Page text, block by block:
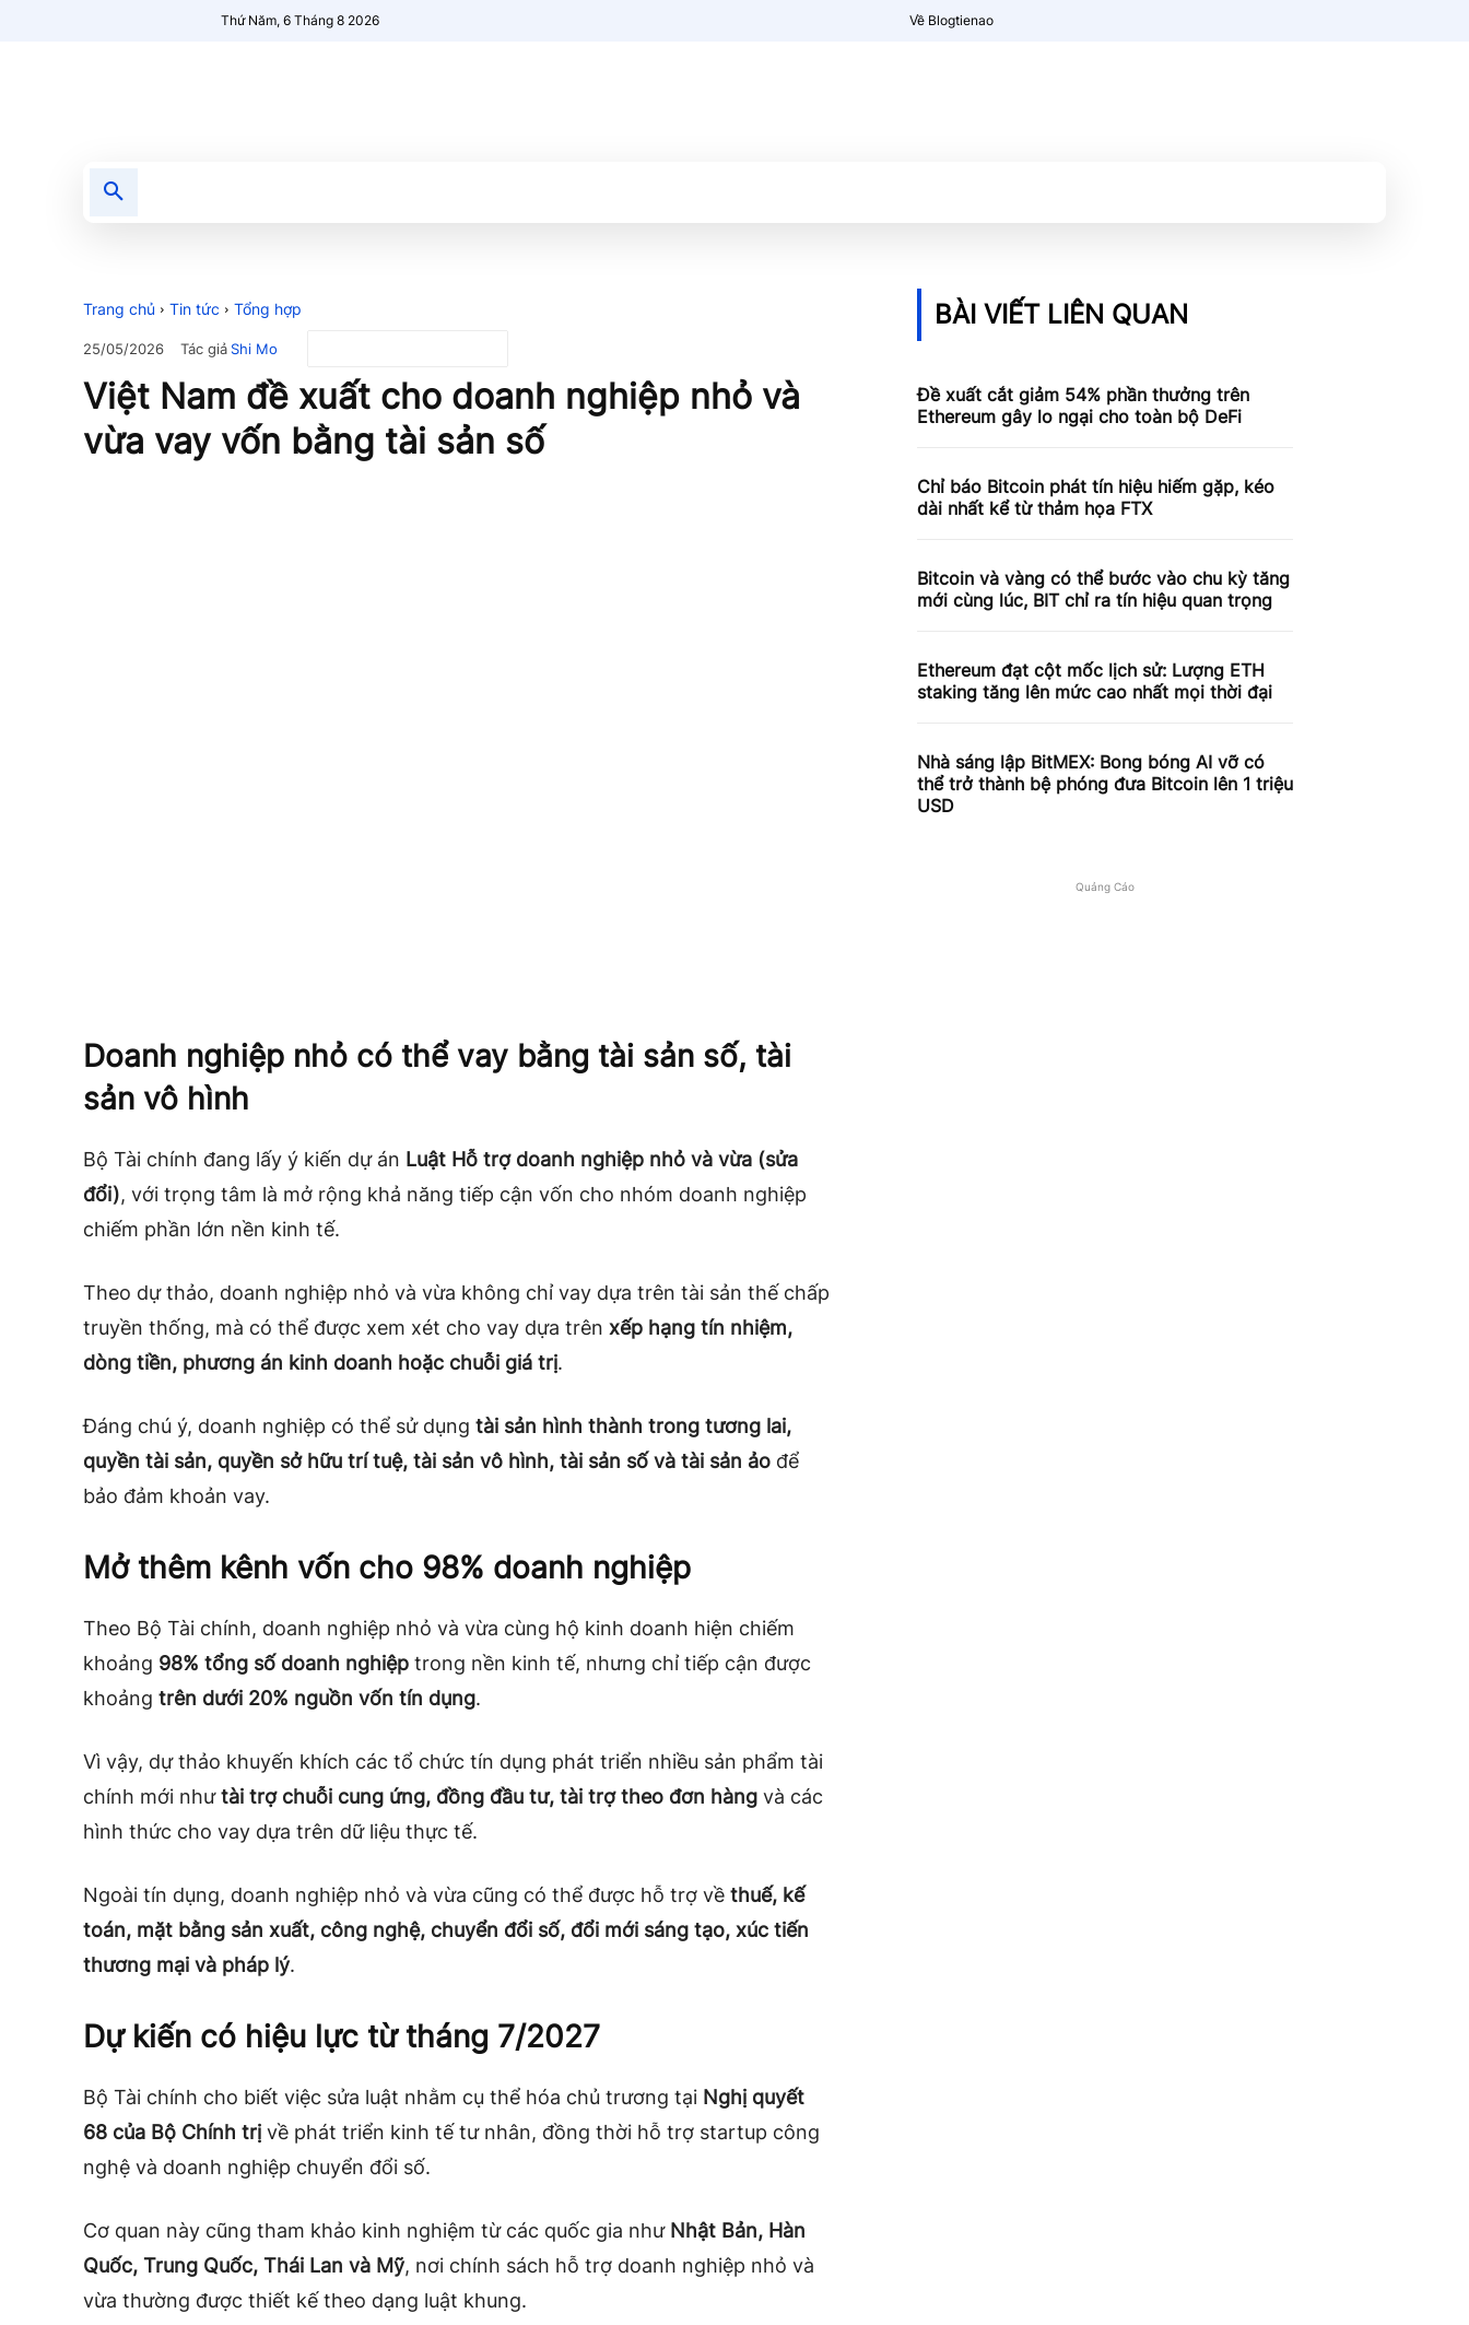
Thứ Năm, 6 Tháng 8 2026 Về Blogtienao
Trang chủ Tin tức Tổng hợp
25/05/2026 Tác giảShi Mo
Việt Nam đề xuất cho doanh nghiệp nhỏ và
vừa vay vốn bằng tài sản số
Doanh nghiệp nhỏ có thể vay bằng tài sản số, tài
sản vô hình
Bộ Tài chính đang lấy ý kiến dự án Luật Hỗ trợ doanh nghiệp nhỏ và vừa (sửa
đổi), với trọng tâm là mở rộng khả năng tiếp cận vốn cho nhóm doanh nghiệp
chiếm phần lớn nền kinh tế.
Theo dự thảo, doanh nghiệp nhỏ và vừa không chỉ vay dựa trên tài sản thế chấp
truyền thống, mà có thể được xem xét cho vay dựa trên xếp hạng tín nhiệm,
dòng tiền, phương án kinh doanh hoặc chuỗi giá trị.
Đáng chú ý, doanh nghiệp có thể sử dụng tài sản hình thành trong tương lai,
quyền tài sản, quyền sở hữu trí tuệ, tài sản vô hình, tài sản số và tài sản ảo để
bảo đảm khoản vay.
Mở thêm kênh vốn cho 98% doanh nghiệp
Theo Bộ Tài chính, doanh nghiệp nhỏ và vừa cùng hộ kinh doanh hiện chiếm
khoảng 98% tổng số doanh nghiệp trong nền kinh tế, nhưng chỉ tiếp cận được
khoảng trên dưới 20% nguồn vốn tín dụng.
Vì vậy, dự thảo khuyến khích các tổ chức tín dụng phát triển nhiều sản phẩm tài
chính mới nhưtài trợ chuỗi cung ứng, đồng đầu tư, tài trợ theo đơn hàng và các
hình thức cho vay dựa trên dữ liệu thực tế.
Ngoài tín dụng, doanh nghiệp nhỏ và vừa cũng có thể được hỗ trợ về thuế, kế
toán, mặt bằng sản xuất, công nghệ, chuyển đổi số, đổi mới sáng tạo, xúc tiến
thương mại và pháp lý.
Dự kiến có hiệu lực từ tháng 7/2027
Bộ Tài chính cho biết việc sửa luật nhằm cụ thể hóa chủ trương tại Nghị quyết
68 của Bộ Chính trị về phát triển kinh tế tư nhân, đồng thời hỗ trợ startup công
nghệ và doanh nghiệp chuyển đổi số.
Cơ quan này cũng tham khảo kinh nghiệm từ các quốc gia như Nhật Bản, Hàn
Quốc, Trung Quốc, Thái Lan và Mỹ, nơi chính sách hỗ trợ doanh nghiệp nhỏ và
vừa thường được thiết kế theo dạng luật khung.
BÀI VIẾT LIÊN QUAN
Đề xuất cắt giảm 54% phần thưởng trên
Ethereum gây lo ngại cho toàn bộ DeFi
Chỉ báo Bitcoin phát tín hiệu hiếm gặp, kéo
dài nhất kể từ thảm họa FTX
Bitcoin và vàng có thể bước vào chu kỳ tăng
mới cùng lúc, BIT chỉ ra tín hiệu quan trọng
Ethereum đạt cột mốc lịch sử: Lượng ETH
staking tăng lên mức cao nhất mọi thời đại
Nhà sáng lập BitMEX: Bong bóng AI vỡ có
thể trở thành bệ phóng đưa Bitcoin lên 1 triệu
USD
Quảng Cáo